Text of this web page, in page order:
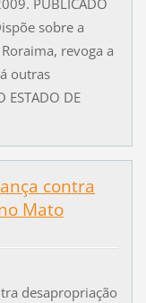
PUBLICADO
sobre a
revoga a
outras
DE
contra
Mato
desapropriação